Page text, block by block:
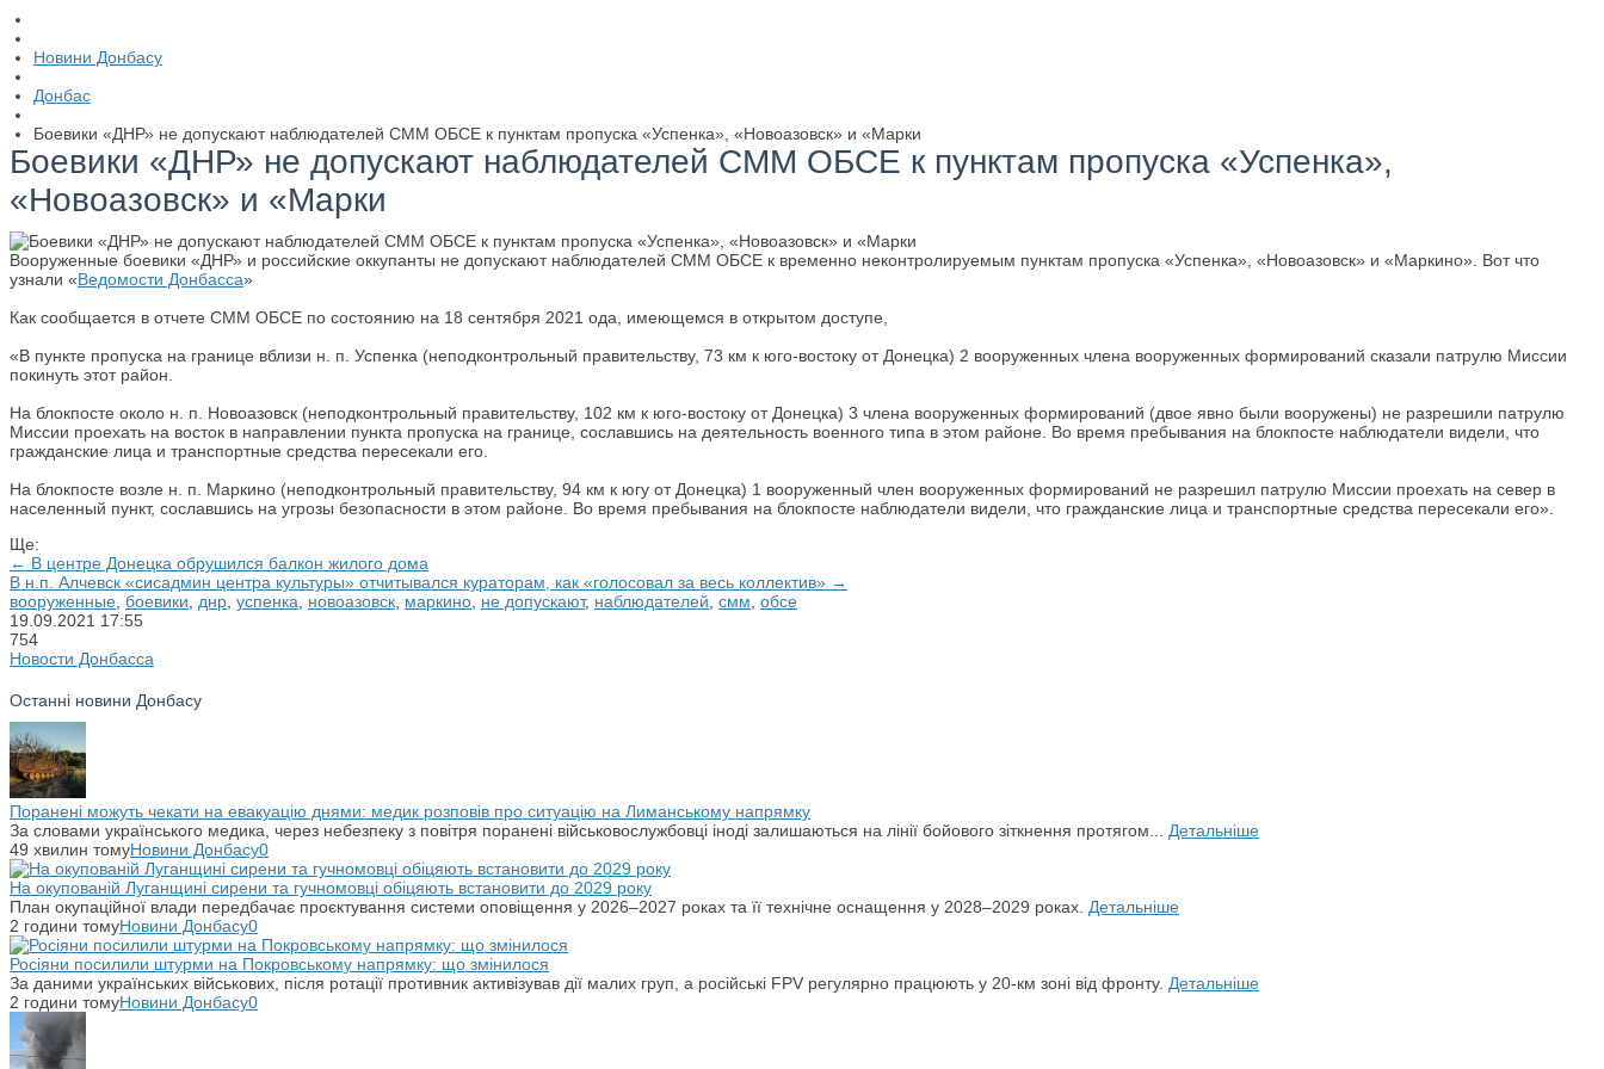
Новини Донбасу
Донбас
Боевики «ДНР» не допускают наблюдателей СММ ОБСЕ к пунктам пропуска «Успенка», «Новоазовск» и «Марки
Боевики «ДНР» не допускают наблюдателей СММ ОБСЕ к пунктам пропуска «Успенка»,
«Новоазовск» и «Марки
Вооруженные боевики «ДНР» и российские оккупанты не допускают наблюдателей СММ ОБСЕ к временно неконтролируемым пунктам пропуска «Успенка», «Новоазовск» и «Маркино». Вот что
узнали «Ведомости Донбасса»
Как сообщается в отчете СММ ОБСЕ по состоянию на 18 сентября 2021 ода, имеющемся в открытом доступе,
«В пункте пропуска на границе вблизи н. п. Успенка (неподконтрольный правительству, 73 км к юго-востоку от Донецка) 2 вооруженных члена вооруженных формирований сказали патрулю Миссии
покинуть этот район.
На блокпосте около н. п. Новоазовск (неподконтрольный правительству, 102 км к юго-востоку от Донецка) 3 члена вооруженных формирований (двое явно были вооружены) не разрешили патрулю
Миссии проехать на восток в направлении пункта пропуска на границе, сославшись на деятельность военного типа в этом районе. Во время пребывания на блокпосте наблюдатели видели, что
гражданские лица и транспортные средства пересекали его.
На блокпосте возле н. п. Маркино (неподконтрольный правительству, 94 км к югу от Донецка) 1 вооруженный член вооруженных формирований не разрешил патрулю Миссии проехать на север в
населенный пункт, сославшись на угрозы безопасности в этом районе. Во время пребывания на блокпосте наблюдатели видели, что гражданские лица и транспортные средства пересекали его».
Ще:
← В центре Донецка обрушился балкон жилого дома
В н.п. Алчевск «сисадмин центра культуры» отчитывался кураторам, как «голосовал за весь коллектив» →
вооруженные боевики днр успенка новоазовск маркино не допускают, наблюдателей смм обсе
19.09.2021 17:55
754
Новости Донбасса
Останні новини Донбасу
Поранені можуть чекати на евакуацію днями: медик розповів про ситуацію на Лиманському напрямку
За словами українського медика, через небезпеку з повітря поранені військовослужбовці іноді залишаються на лінії бойового зіткнення протягом... Детальніше
49 хвилин томуНовини Донбасу0
На окупованій Луганщині сирени та гучномовці обіцяють встановити до 2029 року
План окупаційної влади передбачає проєктування системи оповіщення у 2026–2027 роках та її технічне оснащення у 2028–2029 роках. Детальніше
2 години томуНовини Донбасу0
Росіяни посилили штурми на Покровському напрямку: що змінилося
За даними українських військових, після ротації противник активізував дії малих груп, а російські FPV регулярно працюють у 20-км зоні від фронту. Детальніше
2 години томуНовини Донбасу0